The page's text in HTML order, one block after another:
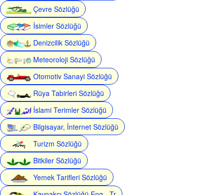
Çevre Sözlüğü
İsimler Sözlüğü
Denizcilik Sözlüğü
Meteoroloji Sözlüğü
Otomotiv Sanayi Sözlüğü
Rüya Tabirleri Sözlüğü
İslami Terimler Sözlüğü
Bilgisayar, İnternet Sözlüğü
Turizm Sözlüğü
Bitkiler Sözlüğü
Yemek Tarifleri Sözlüğü